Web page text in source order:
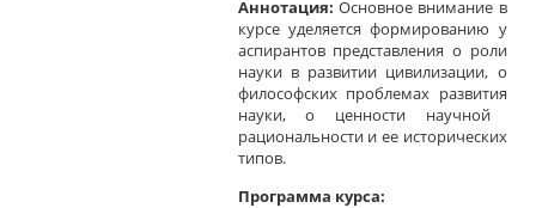
Аннотация: Основное внимание в
курсе уделяетсяформированию у
аспирантовпредставления о роли
науки в развитии цивилизации, о
философских проблемах развития
науки, о ценности научной
рациональности и ее исторических
типов.
Программа курса: